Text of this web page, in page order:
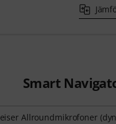
Smart
Allroundmikrofoner